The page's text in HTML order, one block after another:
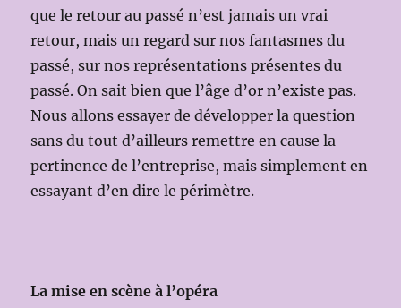
que le retour au passé n’est jamais un vrai
retour, mais un regard sur nos fantasmes du
passé, sur nos représentations présentes du
passé. On sait bien que l’âge d’or n’existe pas.
Nous allons essayer de développer la question
sans du tout d’ailleurs remettre en cause la
pertinence de l’entreprise, mais simplement en
essayant d’en dire le périmètre.
La mise en scène à l’opéra